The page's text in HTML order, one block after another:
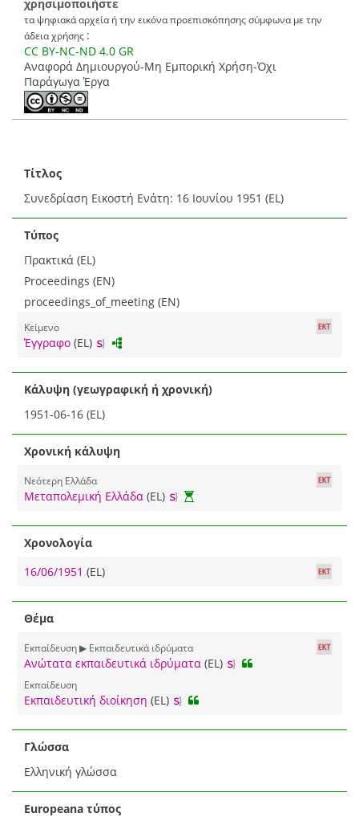
χρησιμοποιήστε
τα ψηφιακά αρχεία ή την εικόνα προεπισκόπησης σύμφωνα με την
άδεια χρήσης :
CC BY-NC-ND 4.0 GR
Αναφορά Δημιουργού-Μη Εμπορική Χρήση-Όχι
Παράγωγα Έργα
Τίτλος
Συνεδρίαση Εικοστή Ενάτη: 16 Ιουνίου 1951 (EL)
Τύπος
Πρακτικά (EL)
Proceedings (EN)
proceedings_of_meeting (EN)
Κείμενο
Έγγραφο (EL)
Κάλυψη (γεωγραφική ή χρονική)
1951-06-16 (EL)
Χρονική κάλυψη
Νεότερη Ελλάδα
Μεταπολεμική Ελλάδα (EL)
Χρονολογία
16/06/1951 (EL)
Θέμα
Εκπαίδευση ▶ Εκπαιδευτικά ιδρύματα
Ανώτατα εκπαιδευτικά ιδρύματα (EL)
Εκπαίδευση
Εκπαιδευτική διοίκηση (EL)
Γλώσσα
Ελληνική γλώσσα
Europeana τύπος